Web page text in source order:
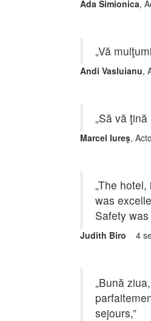
Ada Simionica,
„Vă
Andi Vasluianu,
„Să vă
Marcel Iureş,
„The
was
Safety
Judith Biro 4
„Bună
sejours,”